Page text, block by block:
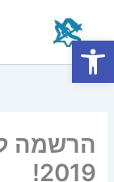
הרשמה
2019!
פתח סרגל נגישות